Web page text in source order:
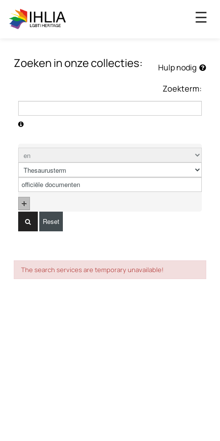
×
☰
Zoeken in onze collecties:
Hulp nodig
Zoekterm:
Reset
The search services are temporary unavailable!